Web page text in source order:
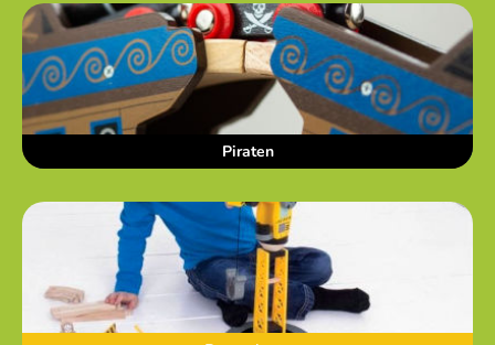
Piraten